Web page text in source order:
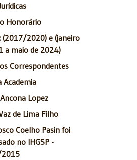
Honorário
(2017/2020) e (janeiro
a maio de 2024)
Correspondentes
Academia
Lopez
de Lima Filho
Coelho Pasin foi
no IHGSP -